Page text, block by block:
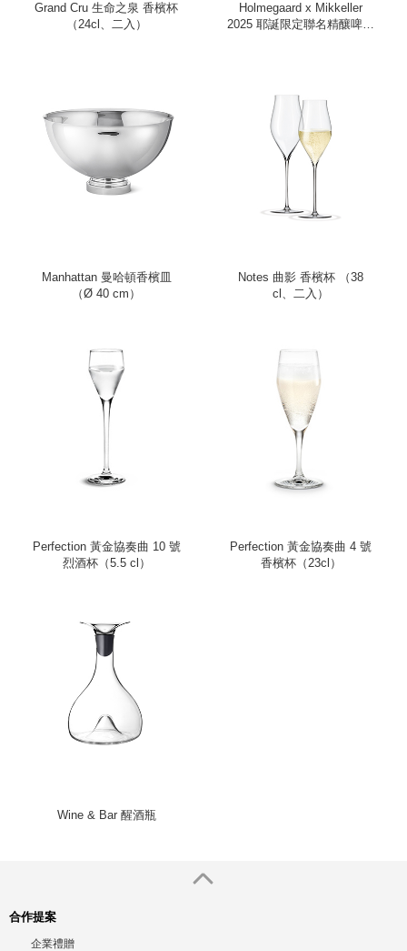
Grand Cru 生命之泉 香檳杯
（24cl、二入）
Holmegaard x Mikkeller
2025 耶誕限定聯名精釀啤酒
Manhattan 曼哈頓香檳皿
（Ø 40 cm）
Notes 曲影 香檳杯 （38
cl、二入）
Perfection 黃金協奏曲 10 號
烈酒杯（5.5 cl）
Perfection 黃金協奏曲 4 號
香檳杯（23cl）
Wine & Bar 醒酒瓶
合作提案
企業禮贈